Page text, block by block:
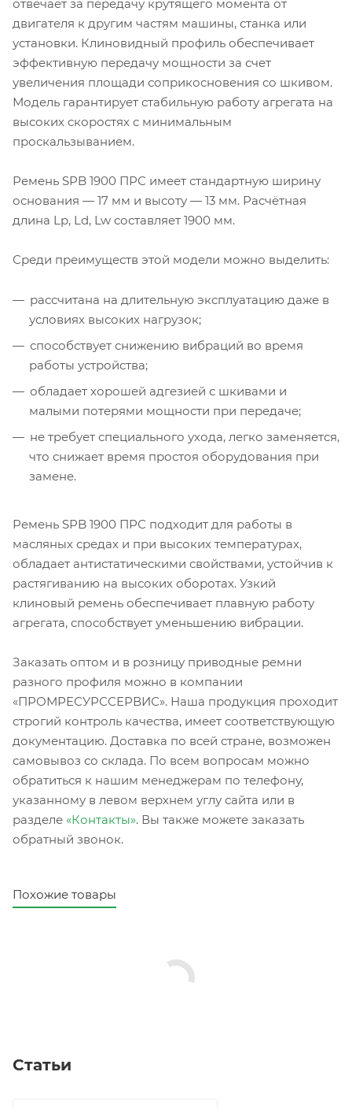
отвечает за передачу крутящего момента от
двигателя к другим частям машины, станка или
установки. Клиновидный профиль обеспечивает
эффективную передачу мощности за счет
увеличения площади соприкосновения со шкивом.
Модель гарантирует стабильную работу агрегата на
высоких скоростях с минимальным
проскальзыванием.
Ремень SPB 1900 ПРС имеет стандартную ширину
основания — 17 мм и высоту — 13 мм. Расчётная
длина Lp, Ld, Lw составляет 1900 мм.
Среди преимуществ этой модели можно выделить:
рассчитана на длительную эксплуатацию даже в
условиях высоких нагрузок;
способствует снижению вибраций во время
работы устройства;
обладает хорошей адгезией с шкивами и
малыми потерями мощности при передаче;
не требует специального ухода, легко заменяется,
что снижает время простоя оборудования при
замене.
Ремень SPB 1900 ПРС подходит для работы в
масляных средах и при высоких температурах,
обладает антистатическими свойствами, устойчив к
растягиванию на высоких оборотах. Узкий
клиновый ремень обеспечивает плавную работу
агрегата, способствует уменьшению вибрации.
Заказать оптом и в розницу приводные ремни
разного профиля можно в компании
«ПРОМРЕСУРССЕРВИС». Наша продукция проходит
строгий контроль качества, имеет соответствующую
документацию. Доставка по всей стране, возможен
самовывоз со склада. По всем вопросам можно
обратиться к нашим менеджерам по телефону,
указанному в левом верхнем углу сайта или в
разделе «Контакты». Вы также можете заказать
обратный звонок.
Похожие товары
Статьи